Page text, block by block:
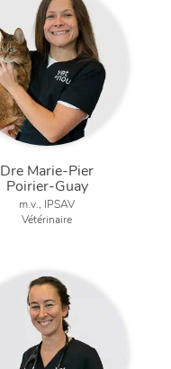
Dre Marie-Pier
Poirier-Guay
m.v., IPSAV
Vétérinaire